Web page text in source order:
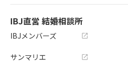
IBJ直営 結婚相談所
IBJメンバーズ
サンマリエ